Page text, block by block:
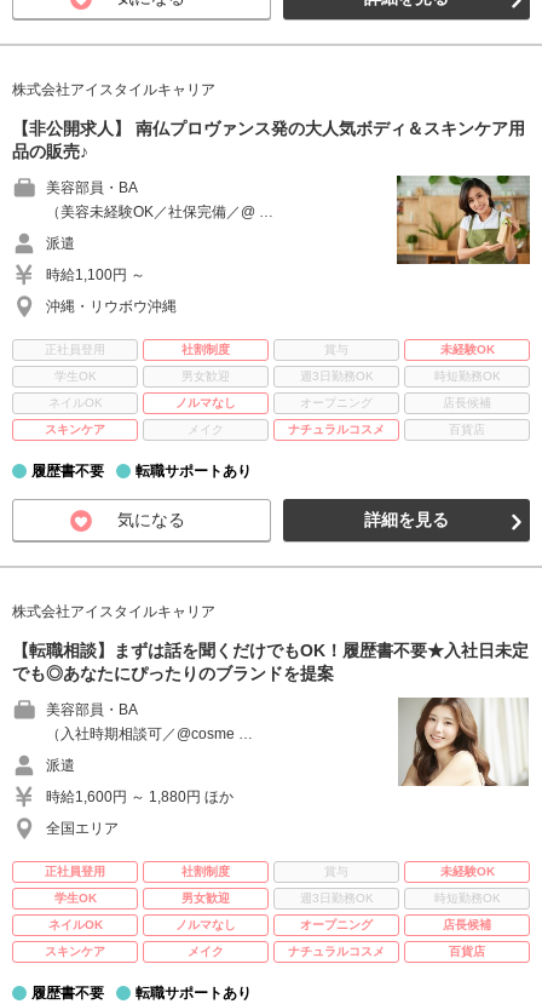
株式会社アイスタイルキャリア
【非公開求人】 南仏プロヴァンス発の大人気ボディ＆スキンケア用
品の販売♪
美容部員・BA
（美容未経験OK／社保完備／@ …
派遣
時給1,100円 ～
沖縄・リウボウ沖縄
正社員登用 社割制度 賞与
未経験OK
学生OK
男女歓迎 週3日勤務OK
時短勤務OK
ネイルOK
ノルマなし オープニング
店長候補
スキンケア
メイク ナチュラルコスメ 百貨店
履歴書不要 転職サポートあり
気になる 詳細を見る
株式会社アイスタイルキャリア
【転職相談】まずは話を聞くだけでもOK！履歴書不要★入社日未定
でも◎あなたにぴったりのブランドを提案
美容部員・BA
（入社時期相談可／@cosme …
派遣
時給1,600円 ～ 1,880円 ほか
全国エリア
正社員登用 社割制度 賞与
未経験OK
学生OK
男女歓迎 週3日勤務OK
時短勤務OK
ネイルOK
ノルマなし オープニング
店長候補
スキンケア
メイク ナチュラルコスメ 百貨店
履歴書不要 転職サポートあり